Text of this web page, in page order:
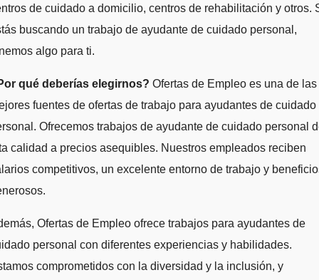
de cuidado a domicilio, centros de rehabilitación y otros.
buscando un trabajo de ayudante de cuidado personal,
algo para ti.
qué deberías elegirnos? Ofertas de Empleo es una de las
fuentes de ofertas de trabajo para ayudantes de cuidado
Ofrecemos trabajos de ayudante de cuidado personal
calidad a precios asequibles. Nuestros empleados reciben
competitivos, un excelente entorno de trabajo y
Ofertas de Empleo ofrece trabajos para ayudantes de
personal con diferentes experiencias y habilidades.
comprometidos con la diversidad y la inclusión, y